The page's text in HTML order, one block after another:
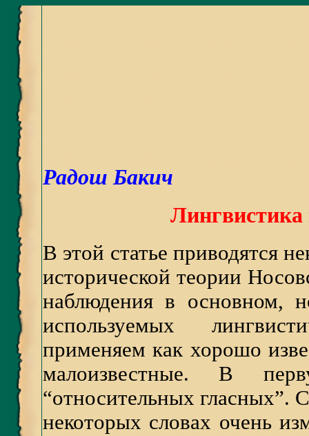
Радош Бакич
Лингвистика
В этой статье приводятся
исторической теории
наблюдения в основном,
используемых
применяем как хорошо
малоизвестные. В
“относительных гласных”.
некоторых словах очень